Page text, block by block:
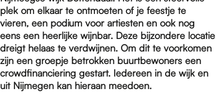
e
p
a
plek om elkaar te ontmoeten of je feestje te
vieren, een podium voor artiesten en ook nog
eens een heerlijke wijnbar. Deze bijzondere locatie
dreigt helaas te verdwijnen. Om dit te voorkomen
zijn een groepje betrokken buurtbewoners een
crowdfinanciering gestart. Iedereen in de wijk en
uit Nijmegen kan hieraan meedoen.